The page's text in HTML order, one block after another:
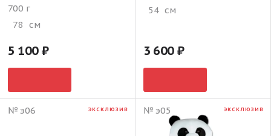
700 г
78 см
5 100
54 см
3 600
№ э06 ЭКСКЛЮЗИВ № э05 ЭКСКЛЮЗИВ